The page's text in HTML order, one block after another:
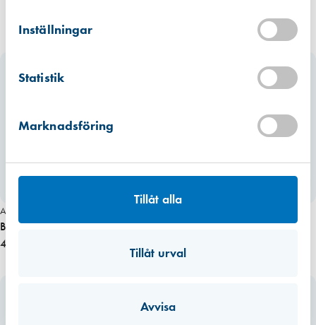
Inställningar
Statistik
Marknadsföring
Tillåt alla
Tillåt urval
Avvisa
Art. nr 6148
Borr 12/400 mm Träspiral Bahco
414,00 kr
Borrmall till nyckellås
Förväntad leverans: 2026-08-11
Hitta hit
Hitta hit